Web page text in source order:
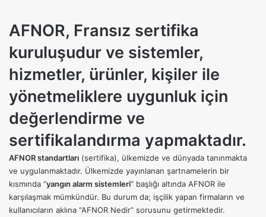
AFNOR, Fransız sertifika
kuruluşudur ve sistemler,
hizmetler, ürünler, kişiler ile
yönetmeliklere uygunluk için
değerlendirme ve
sertifikalandırma yapmaktadır.
AFNOR standartları (sertifika), ülkemizde ve dünyada tanınmakta
ve uygulanmaktadır. Ülkemizde yayınlanan şartnamelerin bir
kısmında “yangın alarm sistemleri” başlığı altında AFNOR ile
karşılaşmak mümkündür. Bu durum da; işçilik yapan firmaların ve
kullanıcıların aklına “AFNOR Nedir” sorusunu getirmektedir.